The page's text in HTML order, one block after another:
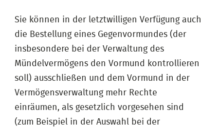
Sie können in der letztwilligen Verfügung auch
die Bestellung eines Gegenvormundes (der
insbesondere bei der Verwaltung des
Mündelvermögens den Vormund kontrollieren
soll) ausschließen und dem Vormund in der
Vermögensverwaltung mehr Rechte
einräumen, als gesetzlich vorgesehen sind
(zum Beispiel in der Auswahl bei der